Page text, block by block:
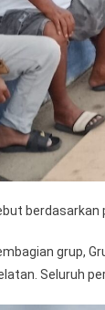
berdasarkan
grup,
Seluruh